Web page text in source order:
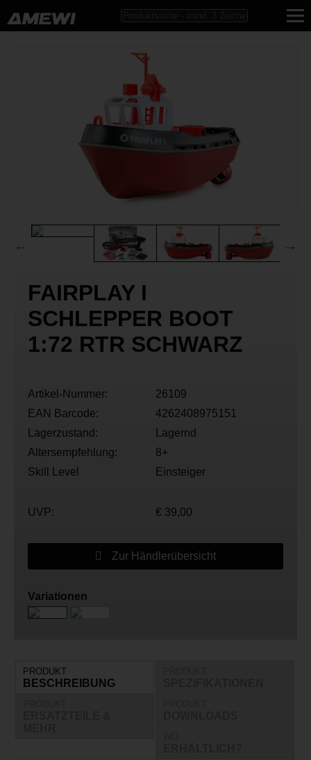
FAIRPLAY I
SCHLEPPER BOOT
1:72 RTR SCHWARZ
Artikel-Nummer:
26109
EAN Barcode:
4262408975151
Lagerzustand:
Lagernd
Altersempfehlung:
8+
Skill Level
Einsteiger
UVP: € 39,00
Zur Händlerübersicht
Variationen
PRODUKT
BESCHREIBUNG